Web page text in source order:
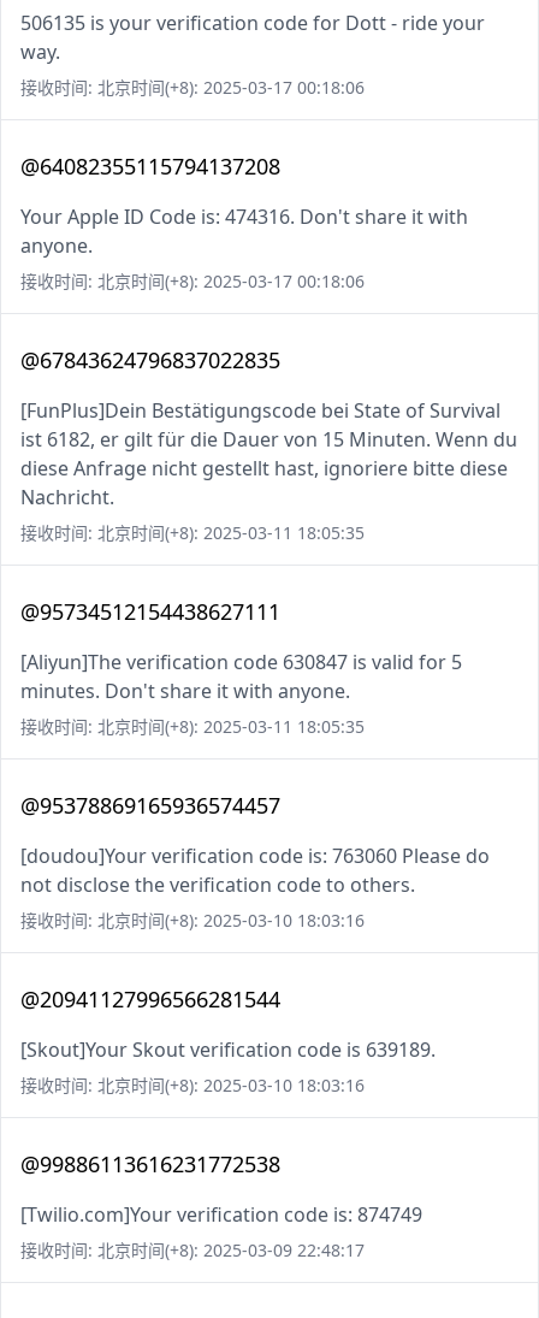
506135 is your verification code for Dott - ride your
way.
接收时间: 北京时间(+8): 2025-03-17 00:18:06
@64082355115794137208
Your Apple ID Code is: 474316. Don't share it with
anyone.
接收时间: 北京时间(+8): 2025-03-17 00:18:06
@67843624796837022835
[FunPlus]Dein Bestätigungscode bei State of Survival
ist 6182, er gilt für die Dauer von 15 Minuten. Wenn du
diese Anfrage nicht gestellt hast, ignoriere bitte diese
Nachricht.
接收时间: 北京时间(+8): 2025-03-11 18:05:35
@95734512154438627111
[Aliyun]The verification code 630847 is valid for 5
minutes. Don't share it with anyone.
接收时间: 北京时间(+8): 2025-03-11 18:05:35
@95378869165936574457
[doudou]Your verification code is: 763060 Please do
not disclose the verification code to others.
接收时间: 北京时间(+8): 2025-03-10 18:03:16
@20941127996566281544
[Skout]Your Skout verification code is 639189.
接收时间: 北京时间(+8): 2025-03-10 18:03:16
@99886113616231772538
[Twilio.com]Your verification code is: 874749
接收时间: 北京时间(+8): 2025-03-09 22:48:17